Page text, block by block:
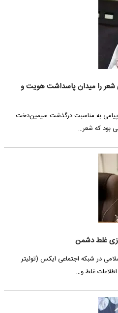
را میدان پاسداشت هویت و
پیامی به مناسبت درگذشت سیمین‌دخت
بود که شعر…
غلط دشمن
در شبکه اجتماعی ایکس (توئیتر
غلط و…